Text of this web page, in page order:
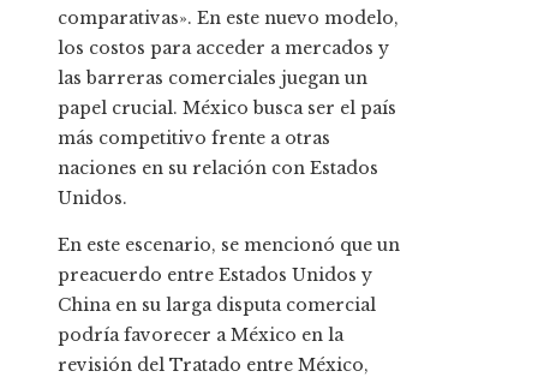
comparativas». En este nuevo modelo,
los costos para acceder a mercados y
las barreras comerciales juegan un
papel crucial. México busca ser el país
más competitivo frente a otras
naciones en su relación con Estados
Unidos.
En este escenario, se mencionó que un
preacuerdo entre Estados Unidos y
China en su larga disputa comercial
podría favorecer a México en la
revisión del Tratado entre México,